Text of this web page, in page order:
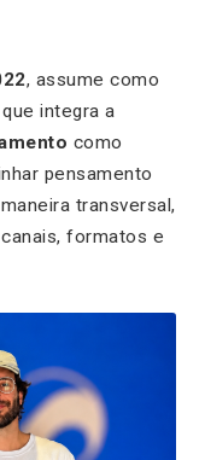
, assume como
integra a
como
pensamento
transversal,
formatos e